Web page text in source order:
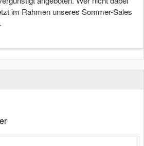
im Rahmen unseres Sommer-Sales